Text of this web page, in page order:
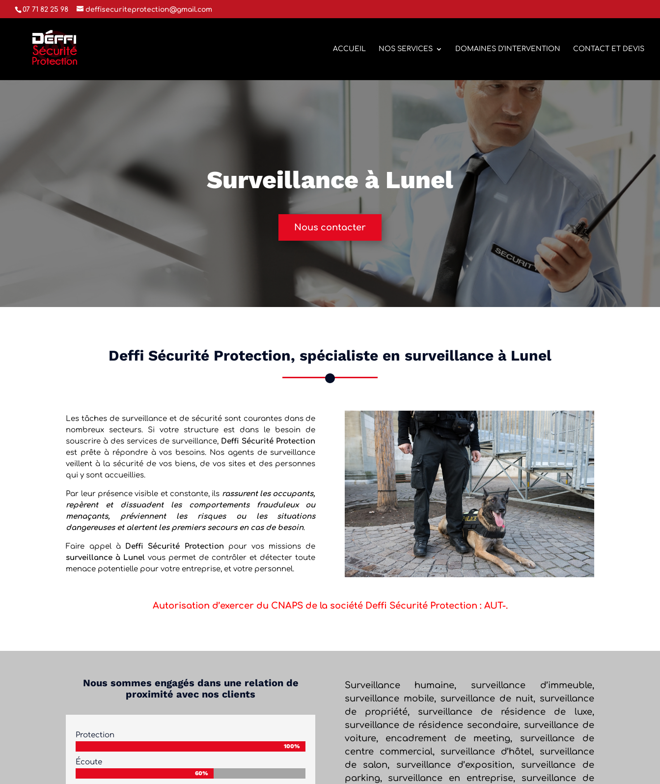
07 71 82 25 98 deffisecuriteprotection@gmail.com
ACCUEIL NOS SERVICES DOMAINES D’INTERVENTION CONTACT ET DEVIS
Surveillance à Lunel
Nous contacter
Deffi Sécurité Protection, spécialiste en surveillance à Lunel
Les tâches de surveillance et de sécurité sont courantes dans de
nombreux secteurs. Si votre structure est dans le besoin de
souscrire à des services de surveillance, Deffi Sécurité Protection
est prête à répondre à vos besoins. Nos agents de surveillance
veillent à la sécurité de vos biens, de vos sites et des personnes
qui y sont accueillies.
Par leur présence visible et constante, ils rassurent les occupants,
repèrent et dissuadent les comportements frauduleux ou
menaçants, préviennent les risques ou les situations
dangereuses et alertent les premiers secours en cas de besoin.
Faire appel à Deffi Sécurité Protection pour vos missions de
surveillance à Lunel vous permet de contrôler et détecter toute
menace potentielle pour votre entreprise, et votre personnel.
Autorisation d’exercer du CNAPS de la société Deffi Sécurité Protection : AUT-.
Nous sommes engagés dans une relation de
proximité avec nos clients
Protection
100%
100%
Écoute
60%
60%
Surveillance humaine, surveillance d’immeuble,
surveillance mobile, surveillance de nuit, surveillance
de propriété, surveillance de résidence de luxe,
surveillance de résidence secondaire, surveillance de
voiture, encadrement de meeting, surveillance de
centre commercial, surveillance d’hôtel, surveillance
de salon, surveillance d’exposition, surveillance de
parking, surveillance en entreprise, surveillance de